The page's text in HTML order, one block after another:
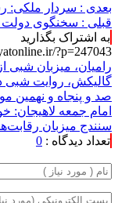
بعدی : سردار ملکی:
قبلی : سخنگوی دولت
به اشتراک بگذارید
?p=247043
رامیان، میزبان شبی
گالیکش، روایت شبی
صد و پنجاه و نهمین
امام جمعه
سنندج میزبان
تعداد دیدگاه : 0